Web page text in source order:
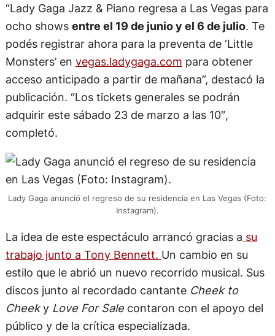
“Lady Gaga Jazz & Piano regresa a Las Vegas para
ocho shows entre el 19 de junio y el 6 de julio. Te
podés registrar ahora para la preventa de ‘Little
Monsters’ en vegas.ladygaga.com para obtener
acceso anticipado a partir de mañana”, destacó la
publicación. “Los tickets generales se podrán
adquirir este sábado 23 de marzo a las 10″,
completó.
Lady Gaga anunció el regreso de su residencia en Las Vegas (Foto:
Instagram).
La idea de este espectáculo arrancó gracias a su
trabajo junto a Tony Bennett. Un cambio en su
estilo que le abrió un nuevo recorrido musical. Sus
discos junto al recordado cantante Cheek to
CheekyLove For Salecontaron con el apoyo del
público y de la crítica especializada.